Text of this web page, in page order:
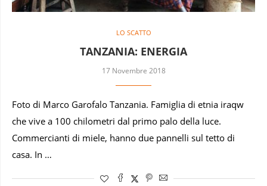
LO SCATTO
TANZANIA: ENERGIA
17 Novembre 2018
Foto di Marco Garofalo Tanzania. Famiglia di etnia iraqw
che vive a 100 chilometri dal primo palo della luce.
Commercianti di miele, hanno due pannelli sul tetto di
casa. In …